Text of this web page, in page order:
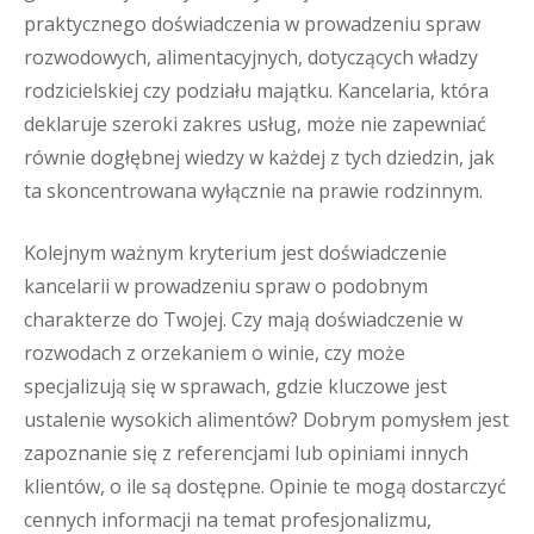
praktycznego doświadczenia w prowadzeniu spraw
rozwodowych, alimentacyjnych, dotyczących władzy
rodzicielskiej czy podziału majątku. Kancelaria, która
deklaruje szeroki zakres usług, może nie zapewniać
równie dogłębnej wiedzy w każdej z tych dziedzin, jak
ta skoncentrowana wyłącznie na prawie rodzinnym.
Kolejnym ważnym kryterium jest doświadczenie
kancelarii w prowadzeniu spraw o podobnym
charakterze do Twojej. Czy mają doświadczenie w
rozwodach z orzekaniem o winie, czy może
specjalizują się w sprawach, gdzie kluczowe jest
ustalenie wysokich alimentów? Dobrym pomysłem jest
zapoznanie się z referencjami lub opiniami innych
klientów, o ile są dostępne. Opinie te mogą dostarczyć
cennych informacji na temat profesjonalizmu,